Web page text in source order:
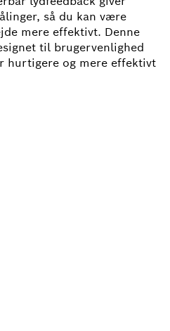
så du kan være
mere effektivt. Denne
til brugervenlighed
hurtigere og mere effektivt